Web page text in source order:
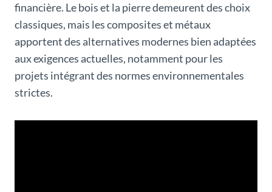
financière. Le bois et la pierre demeurent des choix
classiques, mais les composites et métaux
apportent des alternatives modernes bien adaptées
aux exigences actuelles, notamment pour les
projets intégrant des normes environnementales
strictes.